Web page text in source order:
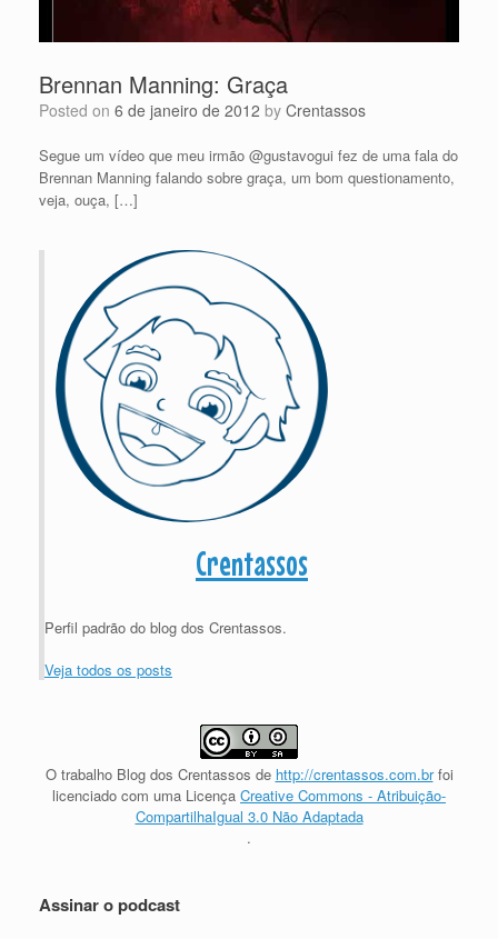
Brennan Manning: Graça
Posted on 6 de janeiro de 2012 by Crentassos
Segue um vídeo que meu irmão @gustavogui fez de uma fala do
Brennan Manning falando sobre graça, um bom questionamento,
veja, ouça, […]
Crentassos
Perfil padrão do blog dos Crentassos.
Veja todos os posts
O trabalho Blog dos Crentassos de http://crentassos.com.brfoi
licenciado com uma Licença Creative Commons - Atribuição-
CompartilhaIgual 3.0 Não Adaptada
.
Assinar o podcast